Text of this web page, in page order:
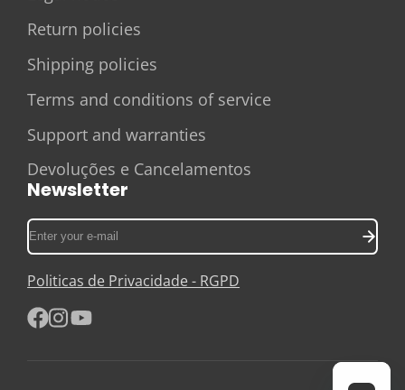
Return policies
Shipping policies
Terms and conditions of service
Support and warranties
Devoluções e Cancelamentos
Newsletter
Enter
your
e-
mail
Politicas de Privacidade - RGPD